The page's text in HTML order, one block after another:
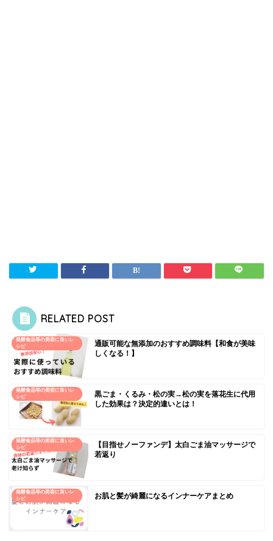
RELATED POST
発酵食品等の美容に良いレ
シピ
通販可能な無添加のおすすめ調味料【和食が美味
しくなる！】
発酵食品等の美容に良いレ
シピ
黒ごま・くるみ・松の実→松の実を落花生に代用
した効果は？決定的違いとは！
発酵食品等の美容に良いレ
シピ
【目指せノーファンデ】太白ごま油マッサージで
若返り
発酵食品等の美容に良いレ
シピ
お肌と髪が綺麗になるインナーケアまとめ